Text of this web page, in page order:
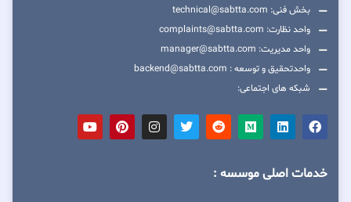
بخش فنی: technical@sabtta.com
واحد نظارت: complaints@sabtta.com
واحد مدیریت: manager@sabtta.com
واحدتحقیق و توسعه : backend@sabtta.com
شبکه های اجتماعی:
خدمات اصلی موسسه :